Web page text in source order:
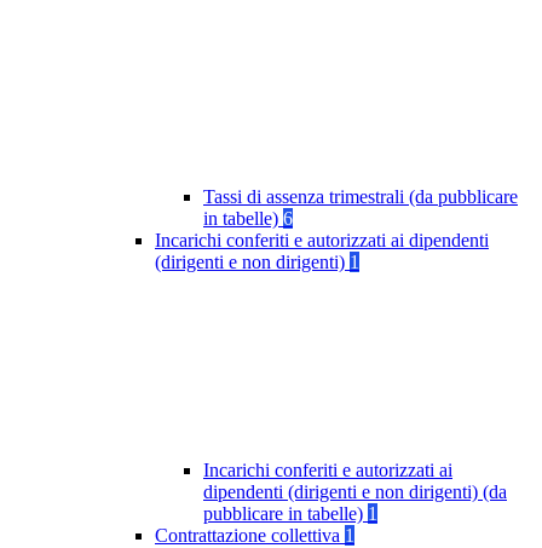
Tassi di assenza trimestrali (da pubblicare
in tabelle) 6
Incarichi conferiti e autorizzati ai dipendenti
(dirigenti e non dirigenti) 1
Incarichi conferiti e autorizzati ai
dipendenti (dirigenti e non dirigenti) (da
pubblicare in tabelle) 1
Contrattazione collettiva 1